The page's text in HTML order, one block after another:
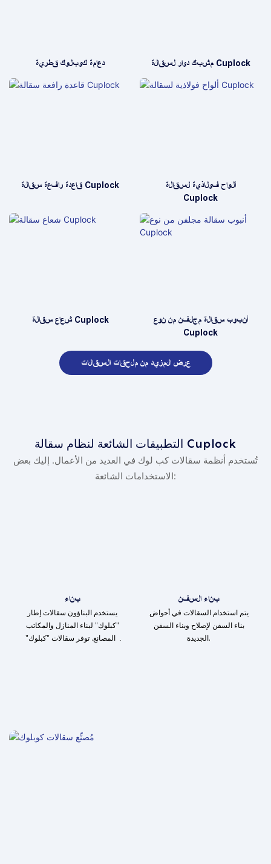
دعامة كوبلوك قطرية مشبك دوار لسقالة Cuplock
قاعدة رافعة سقالة Cuplock
ألواح فولاذية لسقالة
Cuplock
شعاع سقالة Cuplock
أنبوب سقالة مجلفن من نوع
Cuplock
عرض المزيد من ملحقات السقالات
التطبيقات الشائعة لنظام سقالة Cuplock
تُستخدم أنظمة سقالات كب لوك في العديد من الأعمال. إليك بعض
الاستخدامات الشائعة:
بناء
يستخدم البناؤون سقالات إطار
"كبلوك" لبناء المنازل والمكاتب
والمصانع. توفر سقالات "كبلوك"
بناء السفن
يتم استخدام السقالات في أحواض
بناء السفن لإصلاح وبناء السفن
الجديدة.